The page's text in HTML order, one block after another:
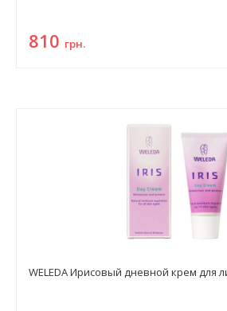
810 грн.
WELEDA Ирисовый дневной крем для